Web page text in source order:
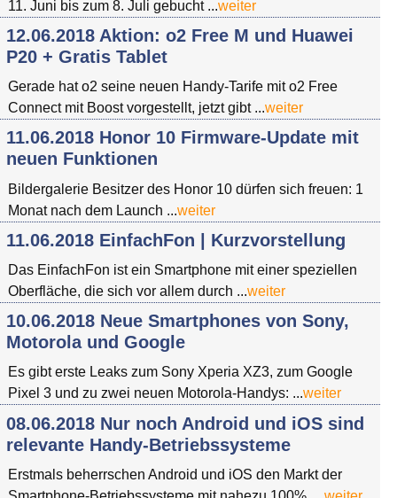
11. Juni bis zum 8. Juli gebucht ...weiter
12.06.2018 Aktion: o2 Free M und Huawei
P20 + Gratis Tablet
Gerade hat o2 seine neuen Handy-Tarife mit o2 Free
Connect mit Boost vorgestellt, jetzt gibt ...weiter
11.06.2018 Honor 10 Firmware-Update mit
neuen Funktionen
Bildergalerie Besitzer des Honor 10 dürfen sich freuen: 1
Monat nach dem Launch ...weiter
11.06.2018 EinfachFon | Kurzvorstellung
Das EinfachFon ist ein Smartphone mit einer speziellen
Oberfläche, die sich vor allem durch ...weiter
10.06.2018 Neue Smartphones von Sony,
Motorola und Google
Es gibt erste Leaks zum Sony Xperia XZ3, zum Google
Pixel 3 und zu zwei neuen Motorola-Handys: ...weiter
08.06.2018 Nur noch Android und iOS sind
relevante Handy-Betriebssysteme
Erstmals beherrschen Android und iOS den Markt der